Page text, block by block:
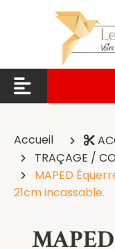
Accueil
TRAÇAGE /
MAPED
21cm incassable.